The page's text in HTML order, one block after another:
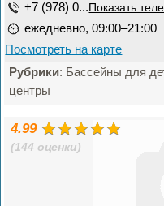
+7 (978) 0... Показать
ежедневно, 09:00–21:00
Посмотреть на карте
Рубрики: Бассейны для
центры
4.99
(144 оценки)